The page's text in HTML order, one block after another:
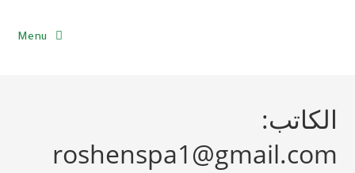
Menu
الكاتب:
roshenspa1@gmail.com